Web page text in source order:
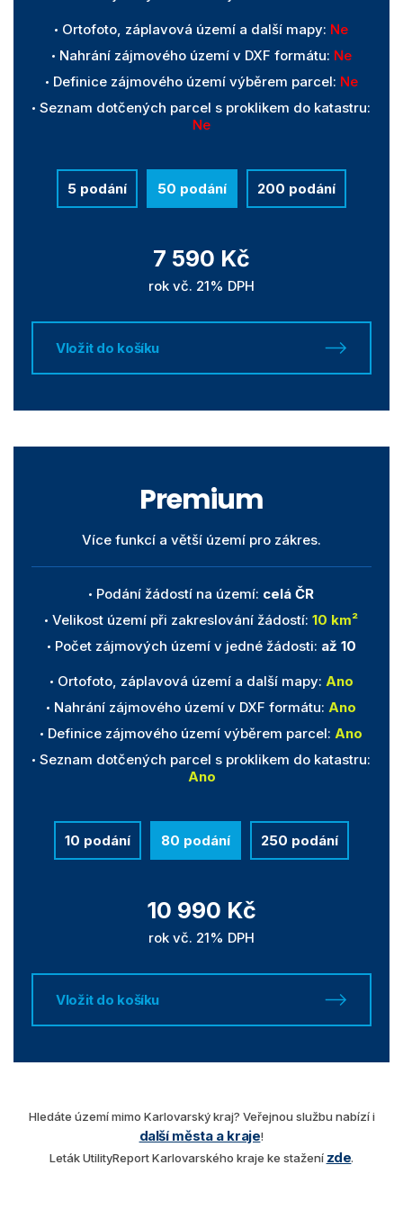
Ortofoto, záplavová území a další mapy: Ne
Nahrání zájmového území v DXF formátu: Ne
Definice zájmového území výběrem parcel: Ne
Seznam dotčených parcel s proklikem do katastru:
Ne
5 podání 50 podání 200 podání
7 590 Kč
rok vč. 21% DPH
Vložit do košíku
Premium
Více funkcí a větší území pro zákres.
Podání žádostí na území: celá ČR
Velikost území při zakreslování žádostí: 10 km²
Počet zájmových území v jedné žádosti: až 10
Ortofoto, záplavová území a další mapy: Ano
Nahrání zájmového území v DXF formátu: Ano
Definice zájmového území výběrem parcel: Ano
Seznam dotčených parcel s proklikem do katastru:
Ano
10 podání 80 podání 250 podání
10 990 Kč
rok vč. 21% DPH
Vložit do košíku
Hledáte území mimo Karlovarský kraj? Veřejnou službu nabízí i
další města a kraje!
Leták UtilityReport Karlovarského kraje ke stažení zde.